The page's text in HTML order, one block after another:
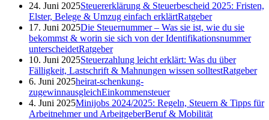
24. Juni 2025Steuererklärung & Steuerbescheid 2025: Fristen,
Elster, Belege & Umzug einfach erklärtRatgeber
17. Juni 2025Die Steuernummer – Was sie ist, wie du sie
bekommst & worin sie sich von der Identifikationsnummer
unterscheidetRatgeber
10. Juni 2025Steuerzahlung leicht erklärt: Was du über
Fälligkeit, Lastschrift & Mahnungen wissen solltestRatgeber
6. Juni 2025heirat-schenkung-
zugewinnausgleichEinkommensteuer
4. Juni 2025Minijobs 2024/2025: Regeln, Steuern & Tipps für
Arbeitnehmer und ArbeitgeberBeruf & Mobilität